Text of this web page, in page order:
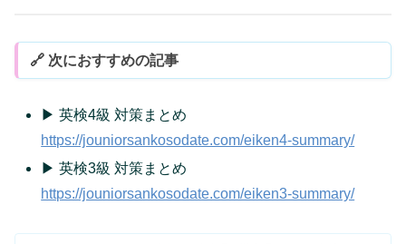
🔗 次におすすめの記事
▶ 英検4級 対策まとめ
https://jouniorsankosodate.com/eiken4-summary/
▶ 英検3級 対策まとめ
https://jouniorsankosodate.com/eiken3-summary/